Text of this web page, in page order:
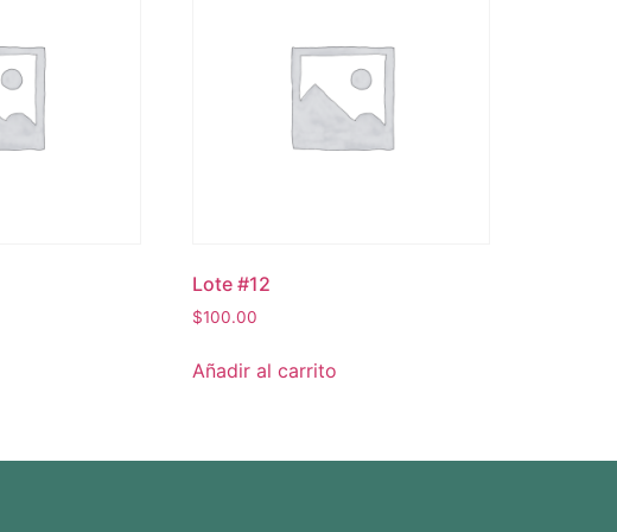
Lote #12
$100.00
Añadir al carrito